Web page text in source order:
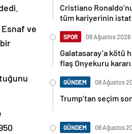
ve
Cristiano
tüm kariyerinin
SPOR 06 Ağustos 2026
Galatasaray’a kötü
flaş Onyekuru kararı.
GÜNDEM 06 Ağustos
Trump’tan seçim
GÜNDEM 06 Ağustos